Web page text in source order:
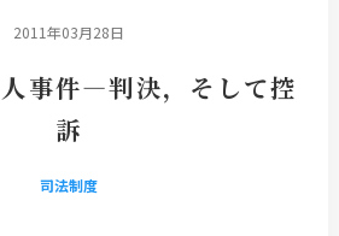
2011年03月28日
事件―判決，そして控
訴
司法制度